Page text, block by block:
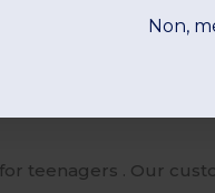
teenagers . Our
Non,